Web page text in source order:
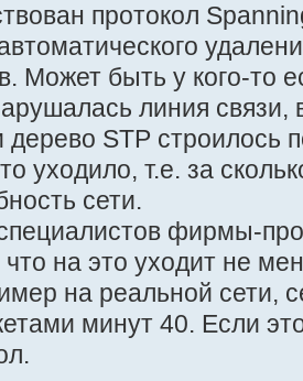
протокол
Может быть у кого-то
линия связи,
дерево STP строилось
уходило, т.е. за
сети.
фирмы-
что на это уходит не
на реальной сети,
минут 40. Если